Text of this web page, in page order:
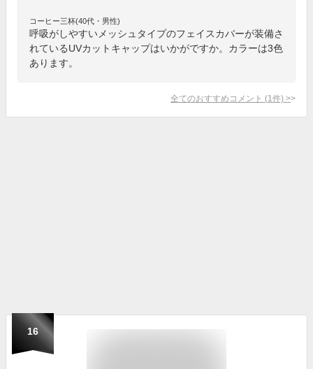
コーヒー三杯(40代・男性)
呼吸がしやすいメッシュタイプのフェイスカバーが装備さ
れているUVカットキャップはいかがですか。カラーは3色
あります。
全てのおすすめコメント (1 件) >
16